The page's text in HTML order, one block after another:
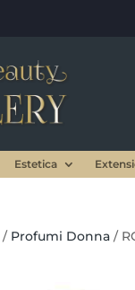
Estetica
/ Profumi Donna /